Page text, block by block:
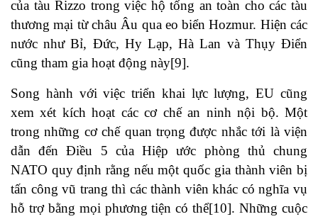
của tàu Rizzo trong việc hộ tống an toàn cho các tàu
thương mại từ châu Âu qua eo biển Hozmur. Hiện các
nước như Bỉ, Đức, Hy Lạp, Hà Lan và Thụy Điển
cũng tham gia hoạt động này[9].
Song hành với việc triển khai lực lượng, EU cũng
xem xét kích hoạt các cơ chế an ninh nội bộ. Một
trong những cơ chế quan trọng được nhắc tới là viện
dẫn đến Điều 5 của Hiệp ước phòng thủ chung
NATO quy định rằng nếu một quốc gia thành viên bị
tấn công vũ trang thì các thành viên khác có nghĩa vụ
hỗ trợ bằng mọi phương tiện có thể[10]. Những cuộc